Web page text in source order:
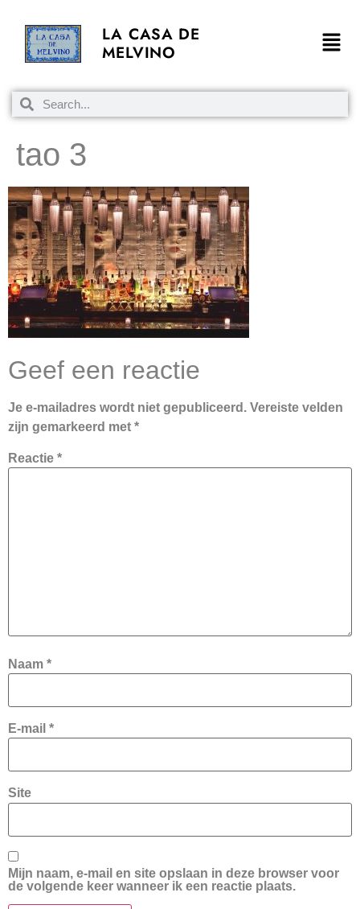
LA CASA DE
MELVINO
tao 3
Geef een reactie
Je e-mailadres wordt niet gepubliceerd. Vereiste velden
zijn gemarkeerd met *
Reactie *
Naam *
E-mail *
Site
Mijn naam, e-mail en site opslaan in deze browser voor
de volgende keer wanneer ik een reactie plaats.